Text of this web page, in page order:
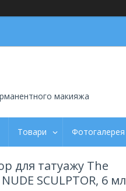
макияжа
Товари Фотогалерея
для татуажу The
SCULPTOR, 6 мл